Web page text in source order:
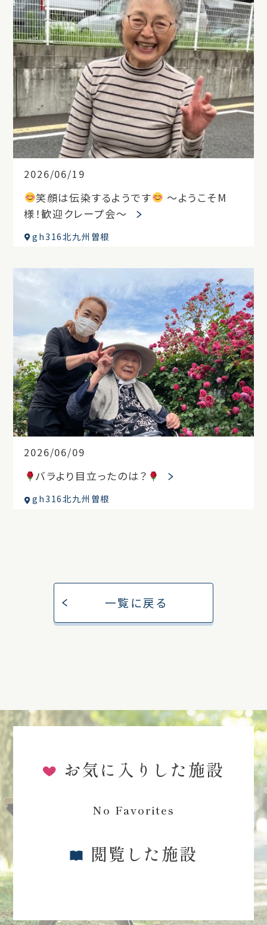
2026/06/19
笑顔は伝染するようです
～ようこそM
様！歓迎クレープ会～
gh316北九州曽根
2026/06/09
バラより目立ったのは？
gh316北九州曽根
一覧に戻る
お気に入りした施設
No Favorites
閲覧した施設